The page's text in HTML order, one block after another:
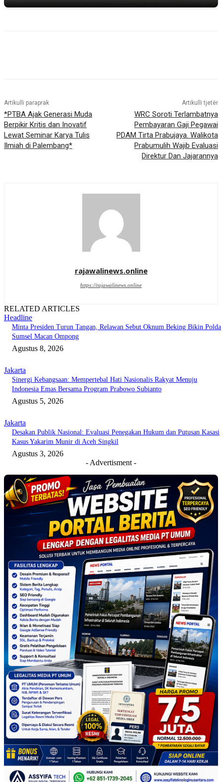
Artikulli paraprak
*PTBA Ajak Generasi Muda
Berpikir Kritis dan Inovatif
Lewat Seminar Karya Tulis
Ilmiah di Palembang*
Artikulli tjetër
WRC Soroti Terlambatnya
Pembayaran Gaji Pegawai
PDAM Tirta Prabujaya. Walikota
Prabumulih Wajib Evaluasi
Direktur Dan Jajarannya
rajawalinews.online
https://rajawalinews.online
RELATED ARTICLES
Headline
Minta Presiden Turun Tangan, Relawan Sebut Oknum Beking Bikin Polda
Sumsel Macan Ompong
Agustus 8, 2026
Jakarta
Sinergi Kebangsaan: Mempertebal Hati Nasionalis Rakyat Menuju
Indonesia Emas Bersama Program Prabowo Subianto
Agustus 5, 2026
Jakarta
Desakan Publik Nasional: Evaluasi Penegakan Hukum dan Putusan Kasasi
Kasus Yakarim Munir di Aceh Singkil
Agustus 3, 2026
- Advertisment -